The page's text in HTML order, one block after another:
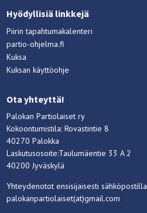
Hyödyllisiä linkkejä
Piirin tapahtumakalenteri
partio-ohjelma.fi
Kuksa
Kuksan käyttöohje
Ota yhteyttä!
Palokan Partiolaiset ry
Kokoontumistila: Rovastintie 8
40270 Palokka
Laskutusosoite:Taulumäentie 33 A 2
40200 Jyväskylä
Yhteydenotot ensisijaisesti sähköpostilla
palokanpartiolaiset(at)gmail.com